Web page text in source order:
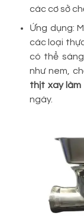
các cơ sở
Ứng dụng:
các loại
có thể
như nem,
thịt xay làm
ngày.